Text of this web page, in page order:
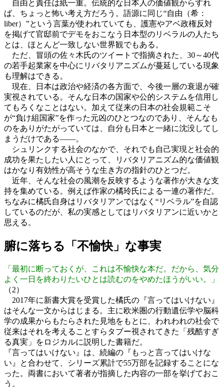
自由と責任は紙一重。伝統的な日本人の価値観からすれ
ば、ちょっと怖い考え方だろう。語源に同じ“自由（希：
liber）”という言葉が使われていても、護憲やアベ政権反対
を掲げて官邸前でデモをおこなう日本型のリベラルの人たち
とは、ほとんど一致しない世界観でもある。
ただ、冒頭の佐々木氏のツイートで指摘された、30～40代
の若手起業家を中心にリバタリアニズムが蔓延している現象
も理解はできる。
現在、日本は政治や経済の各方面で、今後一層の衰退が確
実視されている。そんな日本の国家や公的システムを信用し
てもろくなことはない。加えて従来の日本の社会規範こそ
が“負け組国家”を作った元凶のひとつなのであり、そんなも
のをありがたがっていては、自分も日本と一緒に沈没してし
まうだけである――。
シュリンクする社会のなかで、それでも自己実現と社会的
成功を果たしたい人にとって、リバタリアニズム的な価値観
はかなり有効性が高そうな生き方の指針のひとつだ。
近年、そんな社会の風潮を反映するような著作が大きな支
持を集めている。例えば作家の橘玲氏による一連の著作だ。
ちなみに橘氏自身はリバタリアンではなく“リベラル”を自認
しているのだが、私の実感としてはリバタリアンに近いかと
思える。
腑に落ちる「不愉快」な事実
「最初に断っておくが、これは不愉快な本だ。だから、気分
よく一日を終わりたいひとは読むのをやめたほうがいい。」
（2）
2017年に新書大賞を受賞した橘氏の『言ってはいけない』
はそんな一文からはじまる。主に欧米圏の行動遺伝学や脳科
学の成果からもたらされた見地をもとに、われわれの社会で
従来はそれを考えることすらタブー視されてきた「残酷すぎ
る真実」をロジカルに説明した書籍だ。
『言ってはいけない』は、続編の『もっと言ってはいけな
い』と合わせて、シリーズ累計で55万部を記録することにな
った。両書において著者が指摘した内容の一部を挙げておこ
う。